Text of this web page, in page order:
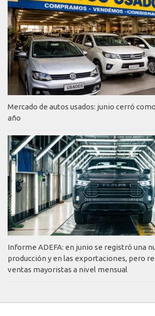
Mercado de autos usados: junio cerró
año
Informe ADEFA: en junio se registró una
producción y en las exportaciones, pero
ventas mayoristas a nivel mensual